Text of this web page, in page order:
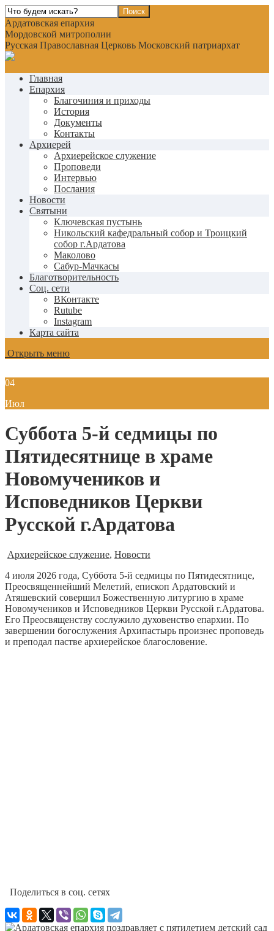
Ардатовская епархия
Мордовской митрополии
Русская Православная Церковь Московский патриархат
Главная
Епархия
Благочиния и приходы
История
Документы
Контакты
Архиерей
Архиерейское служение
Проповеди
Интервью
Послания
Новости
Святыни
Ключевская пустынь
Никольский кафедральный собор и Троицкий
собор г.Ардатова
Маколово
Сабур-Мачкасы
Благотворительность
Соц. сети
ВКонтакте
Rutube
Instagram
Карта сайта
Открыть меню
04
Июл
Суббота 5-й седмицы по
Пятидесятнице в храме
Новомучеников и
Исповедников Церкви
Русской г.Ардатова
Архиерейское служение, Новости
4 июля 2026 года, Суббота 5-й седмицы по Пятидесятнице,
Преосвященнейший Мелетий, епископ Ардатовский и
Атяшевский совершил Божественную литургию в храме
Новомучеников и Исповедников Церкви Русской г.Ардатова.
Его Преосвященству сослужило духовенство епархии. По
завершении богослужения Архипастырь произнес проповедь
и преподал пастве архиерейское благословение.
Поделиться в соц. сетях